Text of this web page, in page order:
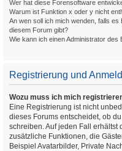
Wer hat diese Forensoftware
Warum ist Funktion x oder y nicht
An wen soll ich mich wenden, falls
diesem Forum gibt?
Wie kann ich einen Administrator des
Registrierung und
Wozu muss ich mich
Eine Registrierung ist nicht
dieses Forums entscheidet, ob
schreiben. Auf jeden Fall erhältst
zusätzliche Funktionen, die
Beispiel Avatarbilder, Private